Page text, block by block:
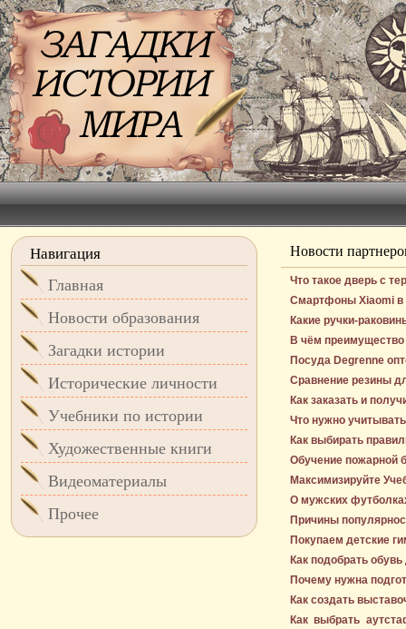
Новости
Что такое дверь с
Смартфоны Xiaomi в
Какие ручки-
В чём преимущество
Посуда Degrenne
Сравнение резины
Как заказать и
Что нужно
Как выбирать
Обучение пожарной
Максимизируйте
О мужских
Причины
Покупаем детские
Как подобрать
Почему нужна
Как создать
Как выбрать
Навигация
Главная
Новости образования
Загадки истории
Исторические личности
Учебники по истории
Художественные книги
Видеоматериалы
Прочее